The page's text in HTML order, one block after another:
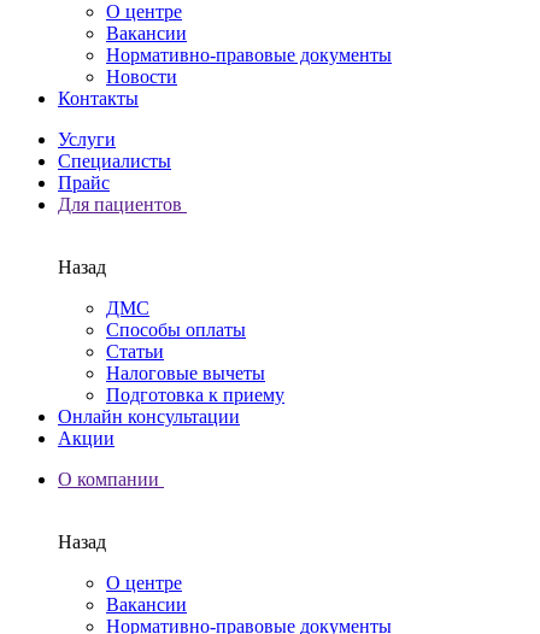
О центре
Вакансии
Нормативно-правовые документы
Новости
Контакты
Услуги
Специалисты
Прайс
Для пациентов
Назад
ДМС
Способы оплаты
Статьи
Налоговые вычеты
Подготовка к приему
Онлайн консультации
Акции
О компании
Назад
О центре
Вакансии
Нормативно-правовые документы